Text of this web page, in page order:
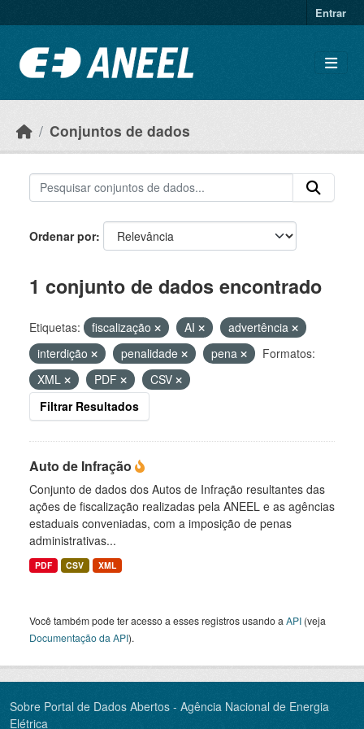
Entrar
Conjuntos de dados
Ordenar por
1 conjunto de dados encontrado
Etiquetas: fiscalização AI
advertência
interdição
penalidade pena
Formatos:
XML
PDF
CSV
Filtrar Resultados
Auto de Infração
Conjunto de dados dos Autos de Infração resultantes das
ações de fiscalização realizadas pela ANEEL e as agências
estaduais conveniadas, com a imposição de penas
administrativas...
PDF CSV XML
Você também pode ter acesso a esses registros usando a API (veja
Documentação da API).
Sobre Portal de Dados Abertos - Agência Nacional de Energia
Elétrica